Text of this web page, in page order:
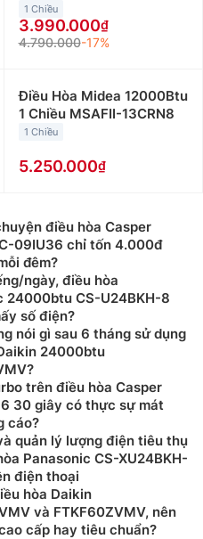
1 Chiều
3.990.000
4.790.000-17%
Điều Hòa Midea 12000Btu
1 Chiều MSAFII-13CRN8
1 Chiều
5.250.000
điều hòa Casper
09IU36 chỉ tốn 4.000đ
đêm?
ngày, điều hòa
24000btu CS-U24BKH-8
số điện?
nói gì sau 6 tháng sử dụng
24000btu
trên điều hòa Casper
30 giây có thực sự mát
cáo?
quản lý lượng điện tiêu thụ
Panasonic CS-XU24BKH-
điện thoại
hòa Daikin
và FTKF60ZVMV, nên
cấp hay tiêu chuẩn?